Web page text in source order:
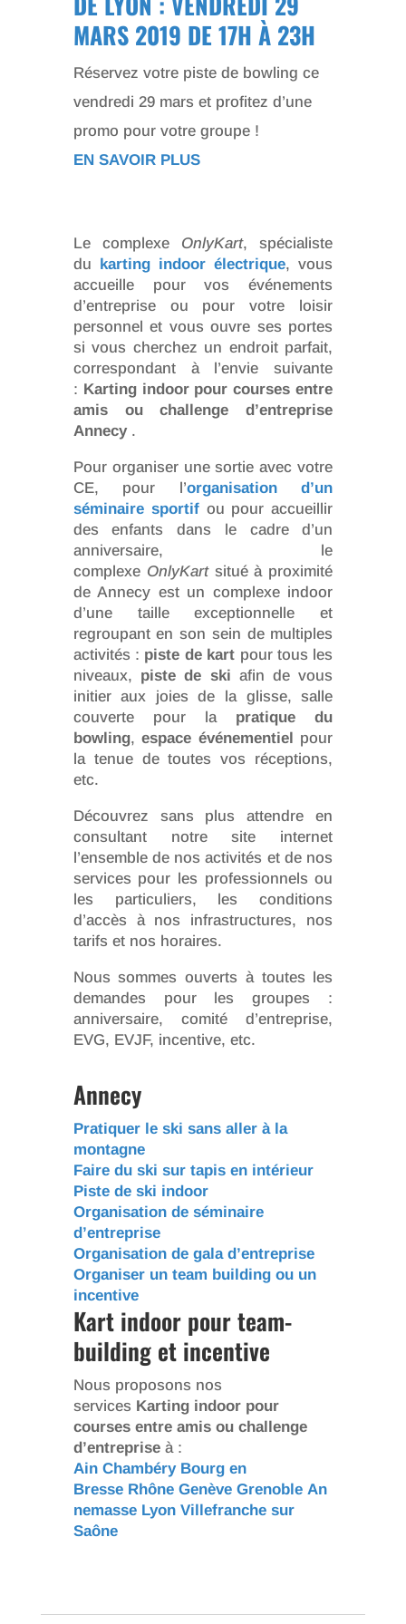
MARS 2019 DE 17H À 23H
Réservez votre piste de bowling ce
vendredi 29 mars et profitez d’une
promo pour votre groupe !
EN SAVOIR PLUS
Le complexe OnlyKart, spécialiste
du
karting indoor électrique, vous
accueille pour vos événements
d’entreprise ou pour votre loisir
personnel et vous ouvre ses portes
si vous cherchez un endroit parfait,
correspondant à l’envie suivante
: Karting indoor pour courses entre
amis ou challenge d’entreprise
Annecy .
Pour organiser une sortie avec votre
CE, pour l’organisation d’un
séminaire sportifou pour accueillir
des enfants dans le cadre d’un
anniversaire, le
complexe OnlyKartsitué à proximité
de Annecy est un complexe indoor
d’une taille exceptionnelle et
regroupant en son sein de multiples
activités : piste de kart pour tous les
niveaux, piste de ski afin de vous
initier aux joies de la glisse, salle
couverte pour la pratique du
bowling,espace événementiel
pour
la tenue de toutes vos réceptions,
etc.
Découvrez sans plus attendre en
consultant notre site internet
l’ensemble de nos activités et de nos
services pour les professionnels ou
les particuliers, les conditions
d’accès à nos infrastructures, nos
tarifs et nos horaires.
Nous sommes ouverts à toutes les
demandes pour les groupes :
anniversaire, comité d’entreprise,
EVG, EVJF, incentive, etc.
Annecy
Pratiquer le ski sans aller à la
montagne
Faire du ski sur tapis en intérieur
Piste de ski indoor
Organisation de séminaire
d’entreprise
Organisation de gala d’entreprise
Organiser un team building ou un
incentive
Kart indoor pour team-
building et incentive
Nous proposons nos
services Karting indoor pour
courses entre amis ou challenge
d’entrepriseà :
Ain Chambéry Bourg en
Bresse Rhône Genève Grenoble An
nemasse Lyon Villefranche sur
Saône